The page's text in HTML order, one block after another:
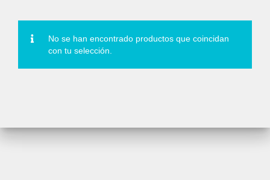
No se han encontrado productos que coincidan
con tu selección.